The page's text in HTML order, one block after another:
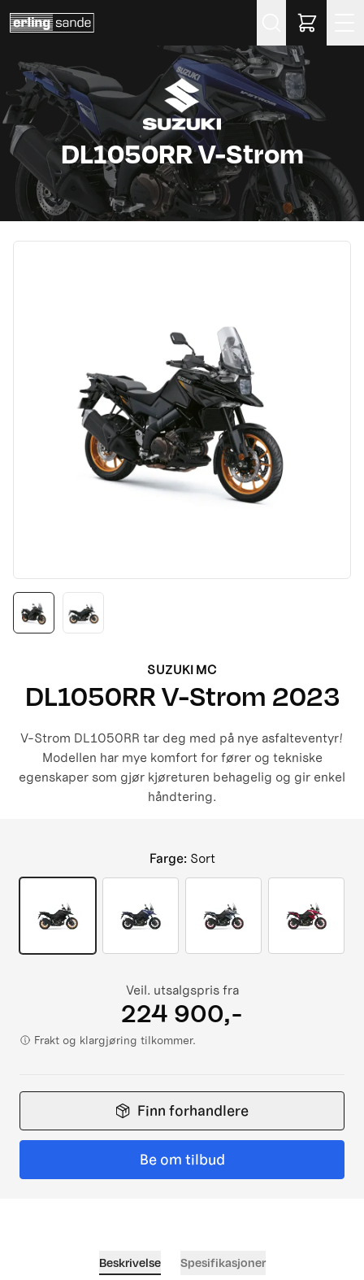
DL1050RR V-Strom
SUZUKI MC
DL1050RR V-Strom 2023
V-Strom DL1050RR tar deg med på nye asfalteventyr!
Modellen har mye komfort for fører og tekniske
egenskaper som gjør kjøreturen behagelig og gir enkel
håndtering.
Farge: Sort
Veil. utsalgspris fra
224 900,-
Frakt og klargjøring tilkommer.
Finn forhandlere
Be om tilbud
Beskrivelse Spesifikasjoner